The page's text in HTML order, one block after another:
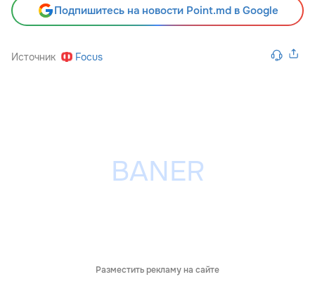
Подпишитесь на новости Point.md в Google
Источник Focus
Разместить рекламу на сайте